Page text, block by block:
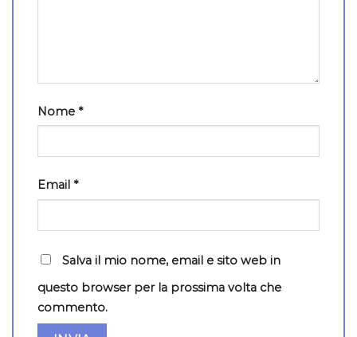
Nome *
Email *
Salva il mio nome, email e sito web in
questo browser per la prossima volta che
commento.